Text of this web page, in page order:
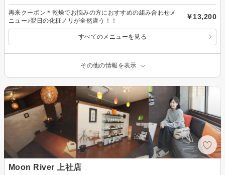
再来クーポン＊乾燥でお悩みの方におすすめの組み合わせメ
ニュー♪翌日の化粧ノリが全然違う！！
￥13,200
すべてのメニューを見る
その他の情報を表示
Moon River 上社店